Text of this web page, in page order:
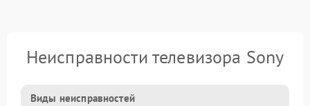
Неисправности телевизора Sony
Виды неисправностей